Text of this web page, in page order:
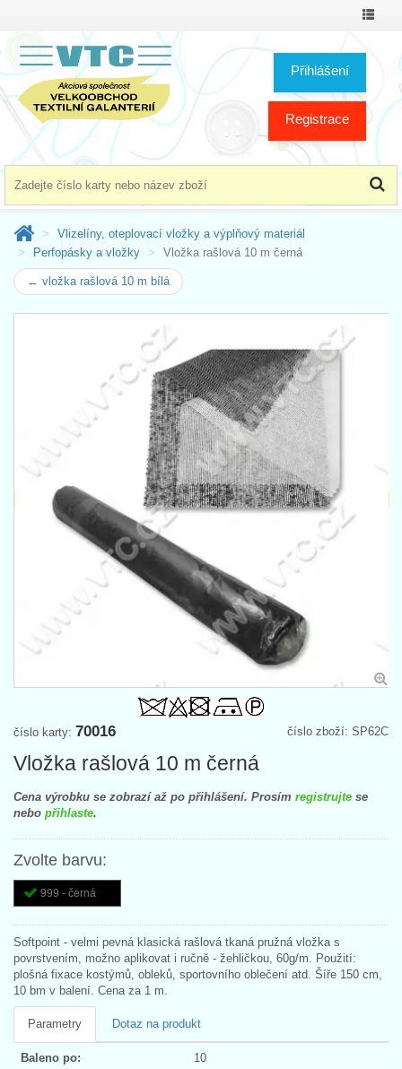
Přihlášení
Registrace
Vlizelíny, oteplovací vložky a výplňový materiál
Perfopásky a vložky
Vložka rašlová 10 m černá
← vložka rašlová 10 m bílá
číslo zboží: SP62C
číslo karty: 70016
Vložka rašlová 10 m černá
Cena výrobku se zobrazí až po přihlášení. Prosím registrujte se
nebo přihlaste.
Zvolte barvu:
999 - černá
Softpoint - velmi pevná klasická rašlová tkaná pružná vložka s
povrstvením, možno aplikovat i ručně - žehličkou, 60g/m. Použití:
plošná fixace kostýmů, obleků, sportovního oblečení atd. Šíře 150 cm,
10 bm v balení. Cena za 1 m.
Parametry Dotaz na produkt
Baleno po: 10